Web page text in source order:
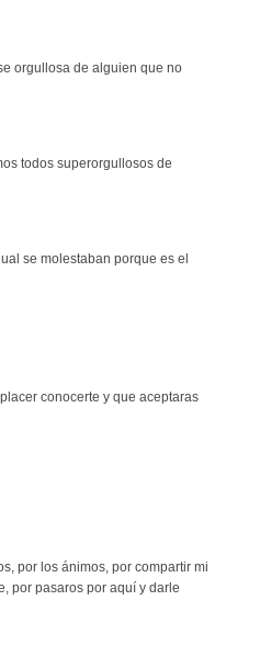
orgullosa de alguien que no
todos superorgullosos de
se molestaban porque es el
conocerte y que aceptaras
por los ánimos, por compartir mi
por pasaros por aquí y darle